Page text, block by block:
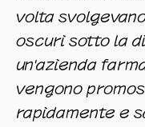
volta
oscuri sotto la
un'azienda
vengono
rapidamente e